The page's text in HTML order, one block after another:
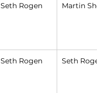
Seth Rogen Martin
Seth Rogen Seth